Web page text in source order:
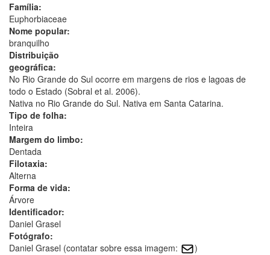
Família:
Euphorbiaceae
Nome popular:
branquilho
Distribuição
geográfica:
No Rio Grande do Sul ocorre em margens de rios e lagoas de
todo o Estado (Sobral et al. 2006).
Nativa no Rio Grande do Sul. Nativa em Santa Catarina.
Tipo de folha:
Inteira
Margem do limbo:
Dentada
Filotaxia:
Alterna
Forma de vida:
Árvore
Identificador:
Daniel Grasel
Fotógrafo:
Daniel Grasel (contatar sobre essa imagem:
)